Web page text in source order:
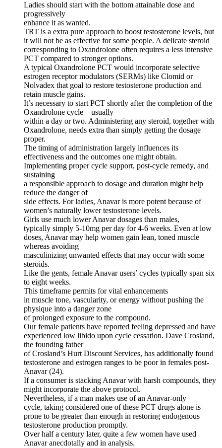
Ladies should start with the bottom attainable dose and
progressively
enhance it as wanted.
TRT is a extra pure approach to boost testosterone levels, but
it will not be as effective for some people. A delicate steroid
corresponding to Oxandrolone often requires a less intensive
PCT compared to stronger options.
A typical Oxandrolone PCT would incorporate selective
estrogen receptor modulators (SERMs) like Clomid or
Nolvadex that goal to restore testosterone production and
retain muscle gains.
It’s necessary to start PCT shortly after the completion of the
Oxandrolone cycle – usually
within a day or two. Administering any steroid, together with
Oxandrolone, needs extra than simply getting the dosage
proper.
The timing of administration largely influences its
effectiveness and the outcomes one might obtain.
Implementing proper cycle support, post-cycle remedy, and
sustaining
a responsible approach to dosage and duration might help
reduce the danger of
side effects. For ladies, Anavar is more potent because of
women’s naturally lower testosterone levels.
Girls use much lower Anavar dosages than males,
typically simply 5-10mg per day for 4-6 weeks. Even at low
doses, Anavar may help women gain lean, toned muscle
whereas avoiding
masculinizing unwanted effects that may occur with some
steroids.
Like the gents, female Anavar users’ cycles typically span six
to eight weeks.
This timeframe permits for vital enhancements
in muscle tone, vascularity, or energy without pushing the
physique into a danger zone
of prolonged exposure to the compound.
Our female patients have reported feeling depressed and have
experienced low libido upon cycle cessation. Dave Crosland,
the founding father
of Crosland’s Hurt Discount Services, has additionally found
testosterone and estrogen ranges to be poor in females post-
Anavar (24).
If a consumer is stacking Anavar with harsh compounds, they
might incorporate the above protocol.
Nevertheless, if a man makes use of an Anavar-only
cycle, taking considered one of these PCT drugs alone is
prone to be greater than enough in restoring endogenous
testosterone production promptly.
Over half a century later, quite a few women have used
Anavar anecdotally and in analysis.